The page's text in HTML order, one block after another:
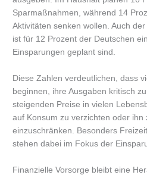
Sparmaßnahmen, während 14
Aktivitäten senken wollen. Auch
ist für 12 Prozent der Deutschen
Einsparungen geplant sind.
Diese Zahlen verdeutlichen, dass
beginnen, ihre Ausgaben kritisch
steigenden Preise in vielen
auf Konsum zu verzichten oder ihn
einzuschränken. Besonders
stehen dabei im Fokus der
Finanzielle Vorsorge bleibt eine